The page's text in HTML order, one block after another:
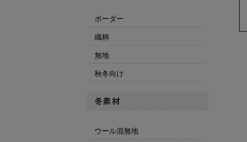
ボーダー
織柄
無地
秋冬向け
ウール混無地